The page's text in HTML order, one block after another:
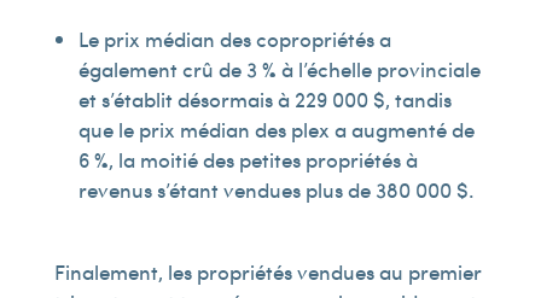
Le prix médian des copropriétés a
également crû de 3 % à l’échelle provinciale
et s’établit désormais à 229 000 $, tandis
que le prix médian des plex a augmenté de
6 %, la moitié des petites propriétés à
revenus s’étant vendues plus de 380 000 $.
Finalement, les propriétés vendues au premier